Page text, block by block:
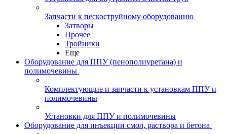
Запчасти к пескоструйному оборудованию
Затворы
Прочее
Тройники
Еще
Оборудование для ППУ (пенополиуретана) и
полимочевины
Комплектующие и запчасти к установкам ППУ и
полимочевины
Установки для ППУ и полимочевины
Оборудование для инъекции смол, раствора и бетона